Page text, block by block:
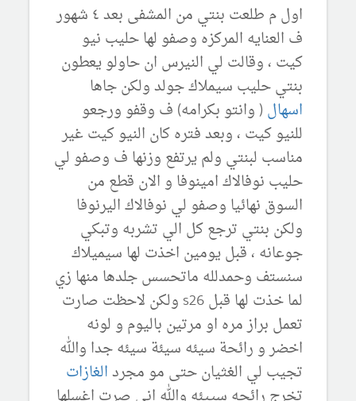
اول م طلعت بنتي من المشفى بعد ٤ شهور
ف العنايه المركزه وصفو لها حليب نيو
كيت ، وقالت لي النيرس ان حاولو يعطون
بنتي حليب سيملاك جولد ولكن جاها
اسهال ( وانتو بكرامه) ف وقفو ورجعو
للنيو كيت ، وبعد فتره كان النيو كيت غير
مناسب لبنتي ولم يرتفع وزنها ف وصفو لي
حليب نوفالاك امينوفا و الان قطع من
السوق نهائيا وصفو لي نوفالاك اليرنوفا
ولكن بنتي ترجع كل الي تشربه وتبكي
جوعانه ، قبل يومين اخذت لها سيميلاك
سنستف وحمدلله ماتحسس جلدها منها زي
لما خذت لها قبل s26 ولكن لاحظت صارت
تعمل براز مره او مرتين باليوم و لونه
اخضر و رائحة سيئه سيئة سيئه جدا والله
تجيب لي الغثيان حتى مو مجردالغازات